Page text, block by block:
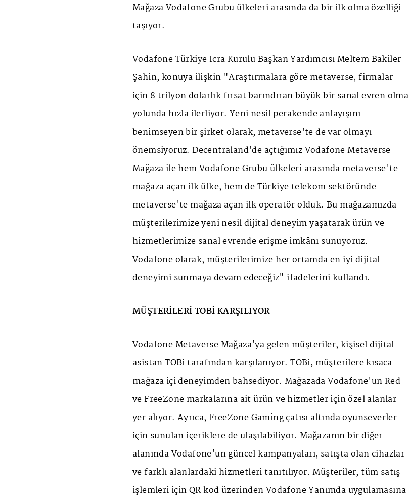
Mağaza Vodafone Grubu ülkeleri arasında da bir ilk olma özelliği
taşıyor.
Vodafone Türkiye İcra Kurulu Başkan Yardımcısı Meltem Bakiler
Şahin, konuya ilişkin "Araştırmalara göre metaverse, firmalar
için 8 trilyon dolarlık fırsat barındıran büyük bir sanal evren olma
yolunda hızla ilerliyor. Yeni nesil perakende anlayışını
benimseyen bir şirket olarak, metaverse'te de var olmayı
önemsiyoruz. Decentraland'de açtığımız Vodafone Metaverse
Mağaza ile hem Vodafone Grubu ülkeleri arasında metaverse'te
mağaza açan ilk ülke, hem de Türkiye telekom sektöründe
metaverse'te mağaza açan ilk operatör olduk. Bu mağazamızda
müşterilerimize yeni nesil dijital deneyim yaşatarak ürün ve
hizmetlerimize sanal evrende erişme imkânı sunuyoruz.
Vodafone olarak, müşterilerimize her ortamda en iyi dijital
deneyimi sunmaya devam edeceğiz" ifadelerini kullandı.
MÜŞTERİLERİ TOBİ KARŞILIYOR
Vodafone Metaverse Mağaza'ya gelen müşteriler, kişisel dijital
asistan TOBi tarafından karşılanıyor. TOBi, müşterilere kısaca
mağaza içi deneyimden bahsediyor. Mağazada Vodafone'un Red
ve FreeZone markalarına ait ürün ve hizmetler için özel alanlar
yer alıyor. Ayrıca, FreeZone Gaming çatısı altında oyunseverler
için sunulan içeriklere de ulaşılabiliyor. Mağazanın bir diğer
alanında Vodafone'un güncel kampanyaları, satışta olan cihazlar
ve farklı alanlardaki hizmetleri tanıtılıyor. Müşteriler, tüm satış
işlemleri için QR kod üzerinden Vodafone Yanımda uygulamasına